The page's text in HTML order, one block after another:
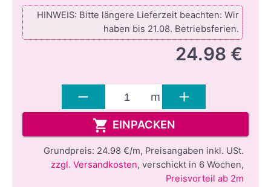
HINWEIS: Bitte längere Lieferzeit beachten: Wir
haben bis 21.08. Betriebsferien.
24.98 €
m
EINPACKEN
Grundpreis: 24.98 €/m, Preisangaben inkl. USt.
zzgl. Versandkosten,verschickt in 6 Wochen,
Preisvorteil ab 2m